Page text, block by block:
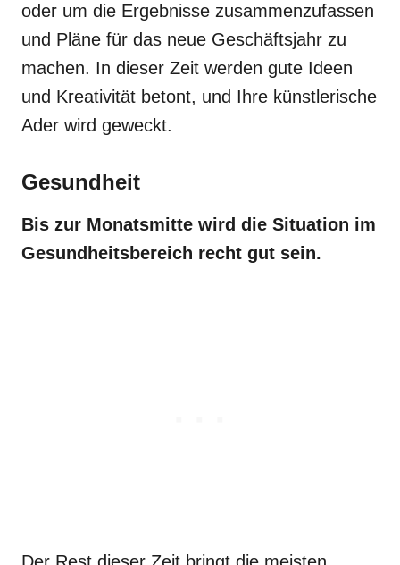
oder um die Ergebnisse zusammenzufassen
und Pläne für das neue Geschäftsjahr zu
machen. In dieser Zeit werden gute Ideen
und Kreativität betont, und Ihre künstlerische
Ader wird geweckt.
Gesundheit
Bis zur Monatsmitte wird die Situation im
Gesundheitsbereich recht gut sein.